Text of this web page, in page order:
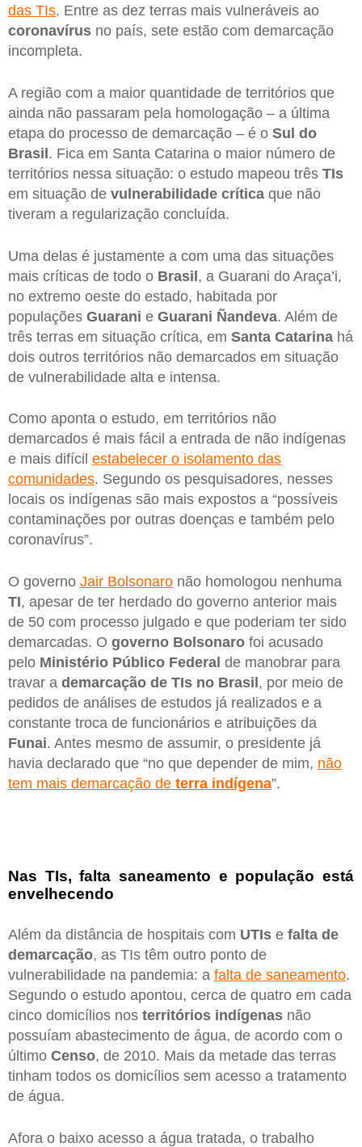
das TIs. Entre as dez terras mais vulneráveis ao
coronavírus no país, sete estão com demarcação
incompleta.
A região com a maior quantidade de territórios que
ainda não passaram pela homologação – a última
etapa do processo de demarcação – é o Sul do
Brasil. Fica em Santa Catarina o maior número de
territórios nessa situação: o estudo mapeou três TIs
em situação de vulnerabilidade crítica que não
tiveram a regularização concluída.
Uma delas é justamente a com uma das situações
mais críticas de todo o Brasil, a Guarani do Araça’i,
no extremo oeste do estado, habitada por
populações Guarani e Guarani Ñandeva. Além de
três terras em situação crítica, em Santa Catarina há
dois outros territórios não demarcados em situação
de vulnerabilidade alta e intensa.
Como aponta o estudo, em territórios não
demarcados é mais fácil a entrada de não indígenas
e mais difícil estabelecer o isolamento das
comunidades. Segundo os pesquisadores, nesses
locais os indígenas são mais expostos a “possíveis
contaminações por outras doenças e também pelo
coronavírus”.
O governo Jair Bolsonaro não homologou nenhuma
TI, apesar de ter herdado do governo anterior mais
de 50 com processo julgado e que poderiam ter sido
demarcadas. O governo Bolsonaro foi acusado
pelo Ministério Público Federal de manobrar para
travar a demarcação de TIs no Brasil, por meio de
pedidos de análises de estudos já realizados e a
constante troca de funcionários e atribuições da
Funai. Antes mesmo de assumir, o presidente já
havia declarado que “no que depender de mim, não
tem mais demarcação de terra indígena”.
Nas TIs, falta saneamento e população está
envelhecendo
Além da distância de hospitais com UTIs e falta de
demarcação, as TIs têm outro ponto de
vulnerabilidade na pandemia: a falta de saneamento.
Segundo o estudo apontou, cerca de quatro em cada
cinco domicílios nos territórios indígenas não
possuíam abastecimento de água, de acordo com o
último Censo, de 2010. Mais da metade das terras
tinham todos os domicílios sem acesso a tratamento
de água.
Afora o baixo acesso a água tratada, o trabalho